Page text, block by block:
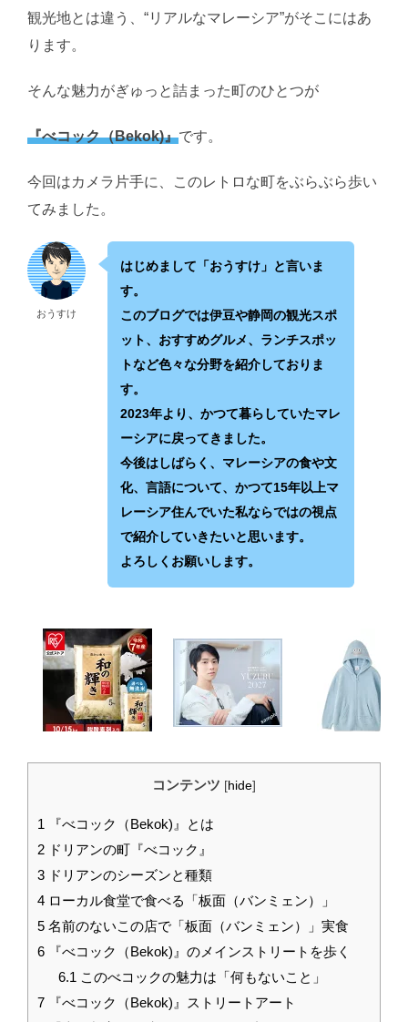
観光地とは違う、“リアルなマレーシア”がそこにはあ
ります。
そんな魅力がぎゅっと詰まった町のひとつが
『べコック（Bekok)』です。
今回はカメラ片手に、このレトロな町をぶらぶら歩い
てみました。
おうすけ
はじめまして「おうすけ」と言いま
す。
このブログでは伊豆や静岡の観光スポ
ット、おすすめグルメ、ランチスポッ
トなど色々な分野を紹介しておりま
す。
2023年より、かつて暮らしていたマレ
ーシアに戻ってきました。
今後はしばらく、マレーシアの食や文
化、言語について、かつて15年以上マ
レーシア住んでいた私ならではの視点
で紹介していきたいと思います。
よろしくお願いします。
コンテンツ [hide]
1 『べコック（Bekok)』とは
2 ドリアンの町『べコック』
3 ドリアンのシーズンと種類
4 ローカル食堂で食べる「板面（バンミェン）」
5 名前のないこの店で「板面（バンミェン）」実食
6 『べコック（Bekok)』のメインストリートを歩く
6.1 このべコックの魅力は「何もないこと」
7 『べコック（Bekok)』ストリートアート